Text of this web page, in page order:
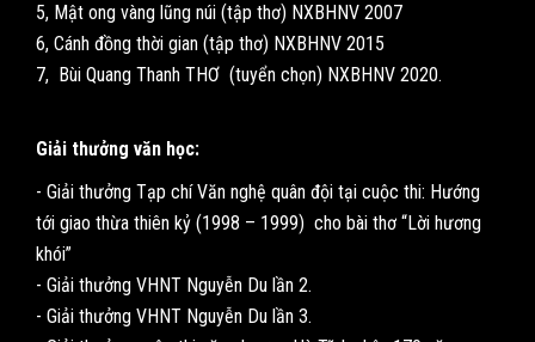
5, Mật ong vàng lũng núi (tập thơ) NXBHNV 2007
6, Cánh đồng thời gian (tập thơ) NXBHNV 2015
7, Bùi Quang Thanh THƠ (tuyển chọn) NXBHNV 2020.
Giải thưởng văn học:
- Giải thưởng Tạp chí Văn nghệ quân đội tại cuộc thi: Hướng
tới giao thừa thiên kỷ (1998 – 1999) cho bài thơ “Lời hương
khói”
- Giải thưởng VHNT Nguyễn Du lần 2.
- Giải thưởng VHNT Nguyễn Du lần 3.